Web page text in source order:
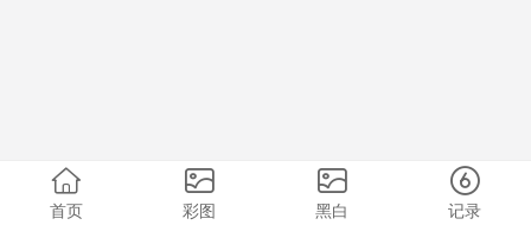
首页 彩图 黑白 记录